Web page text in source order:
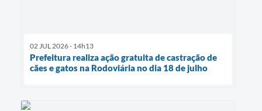
02 JUL 2026 - 14h13
Prefeitura realiza ação gratuita de castração de
cães e gatos na Rodoviária no dia 18 de julho